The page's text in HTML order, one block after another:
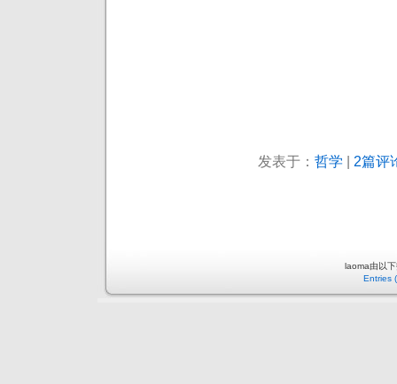
发表于： 哲学 2篇评
laoma由以
Entries